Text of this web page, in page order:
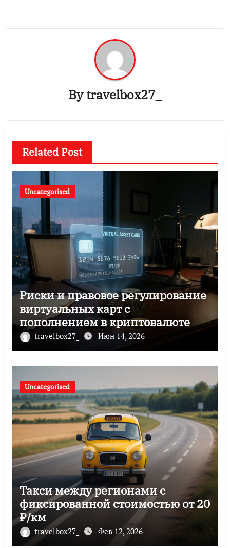
Bytravelbox27_
Related Post
Uncategorised
Риски и правовое регулирование
виртуальных карт с
пополнением в криптовалюте
travelbox27_ Июн 14, 2026
Uncategorised
Такси между регионами с
фиксированной стоимостью от 20
₽/км
travelbox27_ Фев 12, 2026